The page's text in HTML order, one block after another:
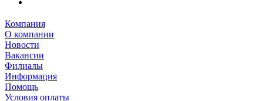
Компания
О компании
Новости
Вакансии
Филиалы
Информация
Помощь
Условия оплаты